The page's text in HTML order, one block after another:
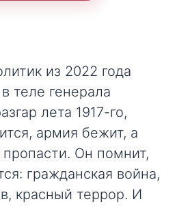
из 2022 года
теле генерала
лета 1917-го,
армия бежит, а
пропасти. Он помнит,
гражданская война,
красный террор. И